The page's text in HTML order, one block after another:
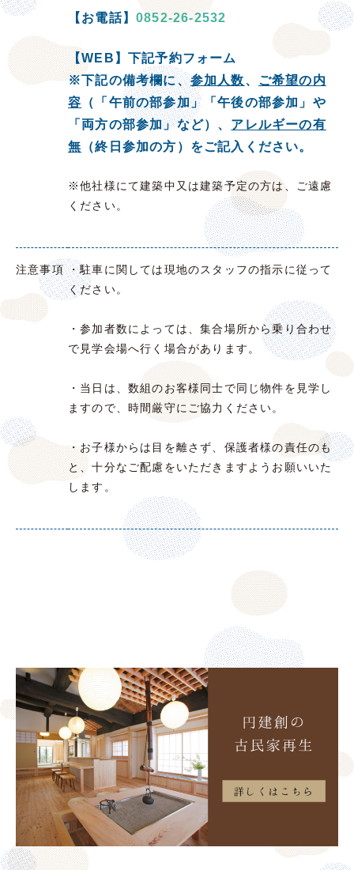
【お電話】 0852-26-2532
【WEB】下記予約フォーム
※下記の備考欄に、参加人数、 ご希望の内
容 （
「午前の部参加」「午後の部参加」や
「両方の部参加」など）、 アレルギーの有
無 （終日参加の方）をご記入ください。
※他社様にて建築中又は建築予定の方は、ご遠慮
ください。
注意事項 ・駐車に関しては現地のスタッフの指示に従って
ください。
・参加者数によっては、集合場所から乗り合わせ
で見学会場へ行く場合があります。
・当日は、数組のお客様同士で同じ物件を見学し
ますので、時間厳守にご協力ください。
・お子様からは目を離さず、保護者様の責任のも
と、十分なご配慮をいただきますようお願いいた
します。